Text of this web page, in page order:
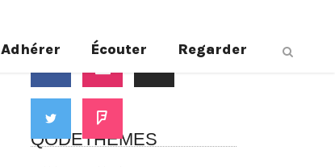
Adhérer Écouter Regarder
Suivez-nous
QODETHEMES